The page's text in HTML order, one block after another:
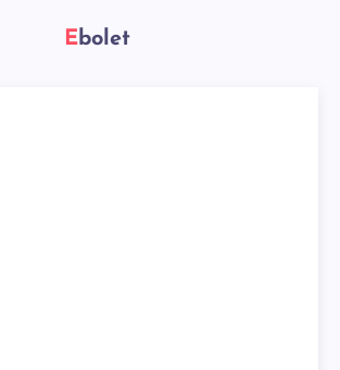
Ebolet